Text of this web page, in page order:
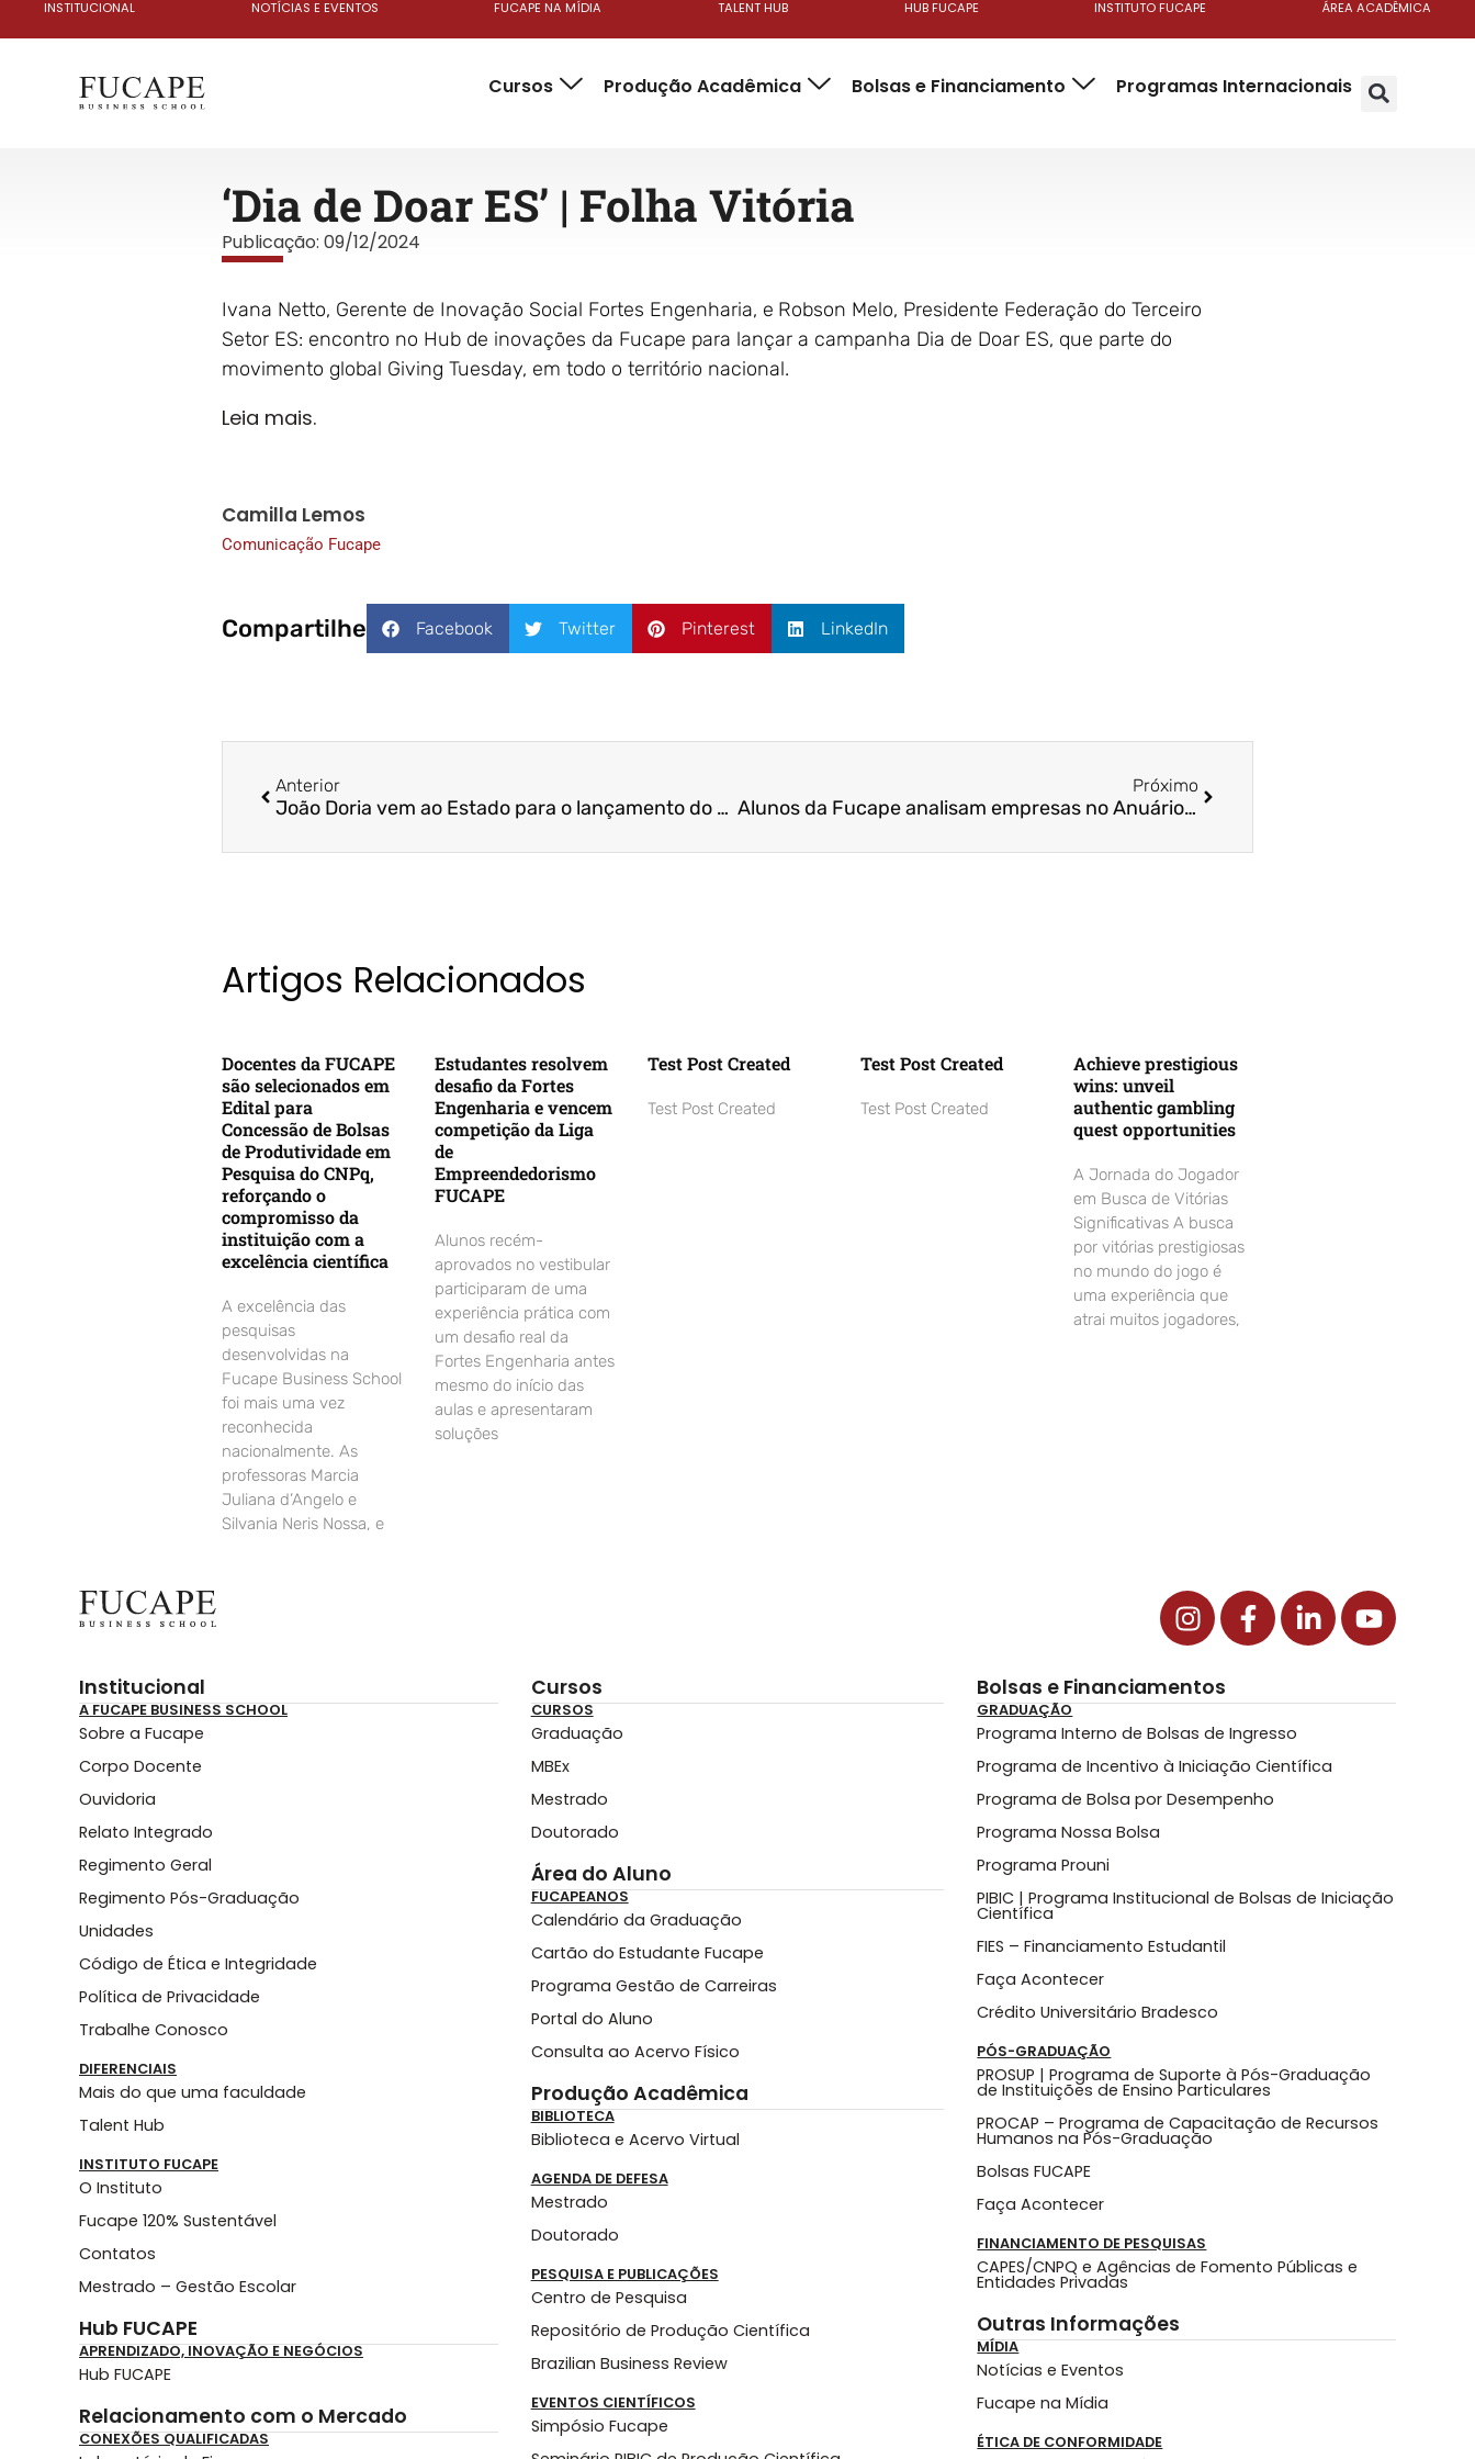
INSTITUCIONAL NOTÍCIAS E EVENTOS FUCAPE NA MÍDIA TALENT HUB HUB FUCAPE INSTITUTO FUCAPE ÁREA ACADÊMICA
Cursos Produção Acadêmica Bolsas e Financiamento Programas Internacionais
‘Dia de Doar ES’ | Folha Vitória
Publicação: 09/12/2024
Ivana Netto, Gerente de Inovação Social Fortes Engenharia, e Robson Melo, Presidente Federação do Terceiro
Setor ES: encontro no Hub de inovações da Fucape para lançar a campanha Dia de Doar ES, que parte do
movimento global Giving Tuesday, em todo o território nacional.
Leia mais.
Camilla Lemos
Comunicação Fucape
Compartilhe Facebook Twitter Pinterest LinkedIn
Anterior
João Doria vem ao Estado para o lançamento do seu grupo empresarial no Espírito Santo | ES Hoje
Próximo
Alunos da Fucape analisam empresas no Anuário IEL | Jornal do ES
Artigos Relacionados
Docentes da FUCAPE
são selecionados em
Edital para
Concessão de Bolsas
de Produtividade em
Pesquisa do CNPq,
reforçando o
compromisso da
instituição com a
excelência científica
A excelência das
pesquisas
desenvolvidas na
Fucape Business School
foi mais uma vez
reconhecida
nacionalmente. As
professoras Marcia
Juliana d’Angelo e
Silvania Neris Nossa, e
Estudantes resolvem
desafio da Fortes
Engenharia e vencem
competição da Liga
de
Empreendedorismo
FUCAPE
Alunos recém-
aprovados no vestibular
participaram de uma
experiência prática com
um desafio real da
Fortes Engenharia antes
mesmo do início das
aulas e apresentaram
soluções
Test Post Created
Test Post Created
Test Post Created
Test Post Created
Achieve prestigious
wins: unveil
authentic gambling
quest opportunities
A Jornada do Jogador
em Busca de Vitórias
Significativas A busca
por vitórias prestigiosas
no mundo do jogo é
uma experiência que
atrai muitos jogadores,
Institucional
A FUCAPE BUSINESS SCHOOL
Sobre a Fucape
Corpo Docente
Ouvidoria
Relato Integrado
Regimento Geral
Regimento Pós-Graduação
Unidades
Código de Ética e Integridade
Política de Privacidade
Trabalhe Conosco
DIFERENCIAIS
Mais do que uma faculdade
Talent Hub
INSTITUTO FUCAPE
O Instituto
Fucape 120% Sustentável
Contatos
Mestrado – Gestão Escolar
Hub FUCAPE
APRENDIZADO, INOVAÇÃO E NEGÓCIOS
Hub FUCAPE
Relacionamento com o Mercado
CONEXÕES QUALIFICADAS
Cursos
CURSOS
Graduação
MBEx
Mestrado
Doutorado
Área do Aluno
FUCAPEANOS
Calendário da Graduação
Cartão do Estudante Fucape
Programa Gestão de Carreiras
Portal do Aluno
Consulta ao Acervo Físico
Produção Acadêmica
BIBLIOTECA
Biblioteca e Acervo Virtual
AGENDA DE DEFESA
Mestrado
Doutorado
PESQUISA E PUBLICAÇÕES
Centro de Pesquisa
Repositório de Produção Científica
Brazilian Business Review
EVENTOS CIENTÍFICOS
Simpósio Fucape
Bolsas e Financiamentos
GRADUAÇÃO
Programa Interno de Bolsas de Ingresso
Programa de Incentivo à Iniciação Científica
Programa de Bolsa por Desempenho
Programa Nossa Bolsa
Programa Prouni
PIBIC | Programa Institucional de Bolsas de Iniciação
Científica
FIES – Financiamento Estudantil
Faça Acontecer
Crédito Universitário Bradesco
PÓS-GRADUAÇÃO
PROSUP | Programa de Suporte à Pós-Graduação
de Instituições de Ensino Particulares
PROCAP – Programa de Capacitação de Recursos
Humanos na Pós-Graduação
Bolsas FUCAPE
Faça Acontecer
FINANCIAMENTO DE PESQUISAS
CAPES/CNPQ e Agências de Fomento Públicas e
Entidades Privadas
Outras Informações
MÍDIA
Notícias e Eventos
Fucape na Mídia
ÉTICA DE CONFORMIDADE